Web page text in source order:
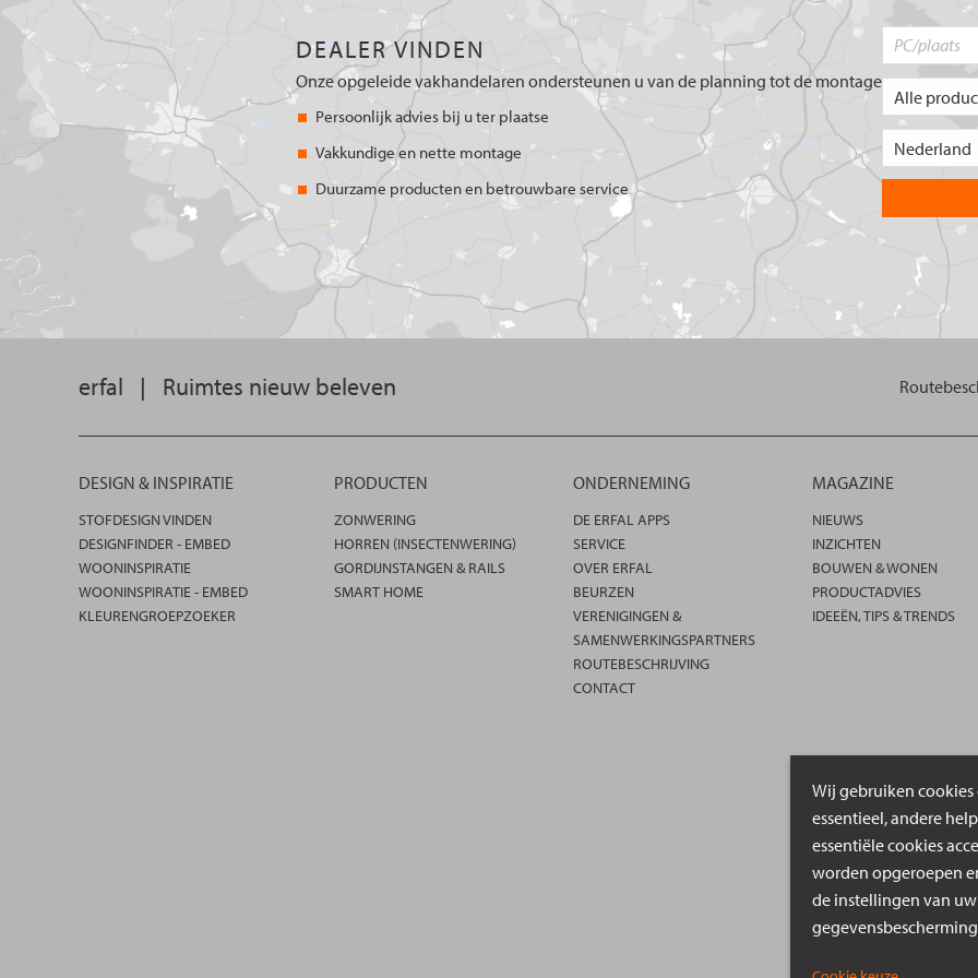
Wij gebruiken
essentieel, andere
essentiële cookies
worden opgeroepen
de instellingen van
DEALER VINDEN
Onze opgeleide vakhandelaren ondersteunen u van de planning tot de montage
Persoonlijk advies bij u ter plaatse
Vakkundige en nette montage
Duurzame producten en betrouwbare service
erfal | Ruimtes nieuw beleven
DESIGN & INSPIRATIE
STOFDESIGN VINDEN
DESIGNFINDER - EMBED
WOONINSPIRATIE
WOONINSPIRATIE - EMBED
KLEURENGROEPZOEKER
PRODUCTEN
ZONWERING
HORREN (INSECTENWERING)
GORDIJNSTANGEN & RAILS
SMART HOME
ONDERNEMING
DE ERFAL APPS
SERVICE
OVER ERFAL
BEURZEN
VERENIGINGEN &
SAMENWERKINGSPARTNERS
ROUTEBESCHRIJVING
CONTACT
MAGAZINE
NIEUWS
INZICHTEN
BOUWEN & WONEN
PRODUCTADVIES
IDEEËN, TIPS & TRENDS